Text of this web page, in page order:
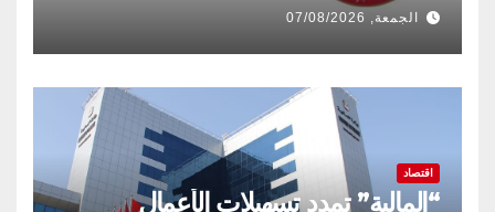
الجمعة, 07/08/2026
اقتصاد
“المالية” تمدد تسهيلات الأعمال